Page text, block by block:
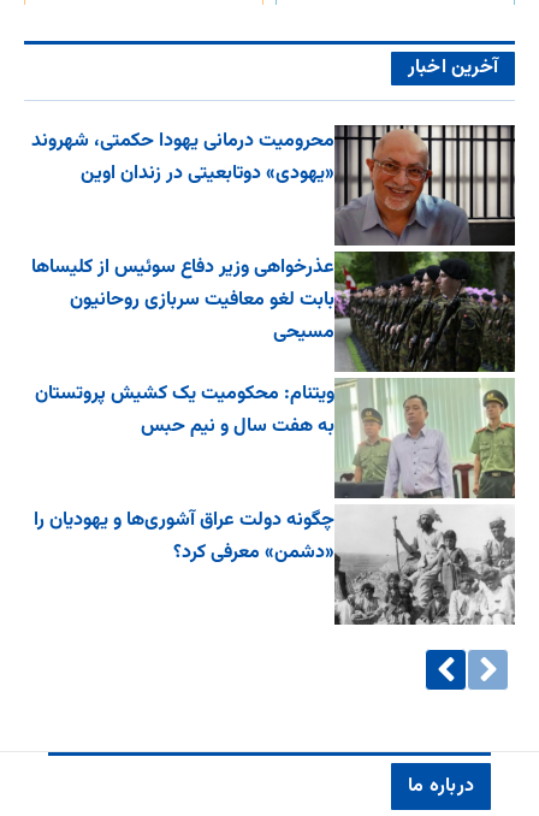
آخرین اخبار
محرومیت درمانی یهودا حکمتی، شهروند
«یهودی» دوتابعیتی در زندان اوین
عذرخواهی وزیر دفاع سوئیس از کلیساها
بابت لغو معافیت سربازی روحانیون
مسیحی
ویتنام: محکومیت یک کشیش پروتستان
به هفت سال و نیم حبس
چگونه دولت عراق آشوری‌ها و یهودیان را
«دشمن» معرفی کرد؟
درباره ما